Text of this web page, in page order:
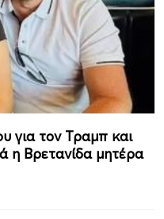
για τον Τραμπ και
η Βρετανίδα μητέρα